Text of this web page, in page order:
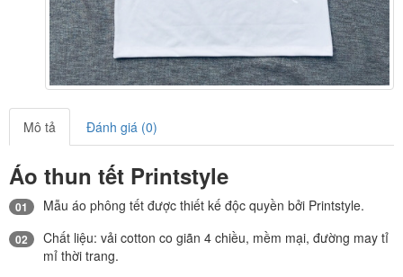
Mô tả Đánh giá (0)
Áo thun tết Printstyle
01 Mẫu áo phông tết được thiết kế độc quyền bởi Printstyle.
02
Chất liệu: vải cotton co giãn 4 chiều, mềm mại, đường may tỉ
mỉ thời trang.